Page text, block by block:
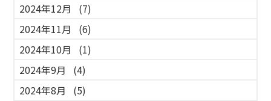
2024年12月
(7)
2024年11月
(6)
2024年10月
(1)
2024年9月
(4)
2024年8月
(5)